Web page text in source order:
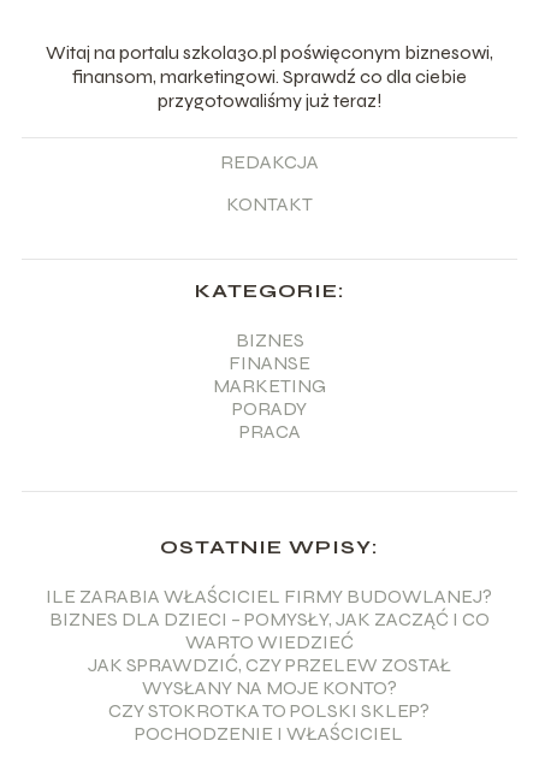
Witaj na portalu szkola30.pl poświęconym biznesowi,
finansom, marketingowi. Sprawdź co dla ciebie
przygotowaliśmy już teraz!
REDAKCJA
KONTAKT
KATEGORIE:
BIZNES
FINANSE
MARKETING
PORADY
PRACA
OSTATNIE WPISY:
ILE ZARABIA WŁAŚCICIEL FIRMY BUDOWLANEJ?
BIZNES DLA DZIECI – POMYSŁY, JAK ZACZĄĆ I CO
WARTO WIEDZIEĆ
JAK SPRAWDZIĆ, CZY PRZELEW ZOSTAŁ
WYSŁANY NA MOJE KONTO?
CZY STOKROTKA TO POLSKI SKLEP?
POCHODZENIE I WŁAŚCICIEL